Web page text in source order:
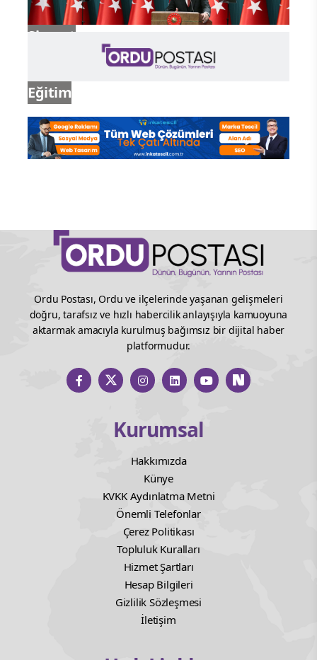
Siyaset
Eğitim
Ordu Postası, Ordu ve ilçelerinde yaşanan gelişmeleri
doğru, tarafsız ve hızlı habercilik anlayışıyla kamuoyuna
aktarmak amacıyla kurulmuş bağımsız bir dijital haber
platformudur.
Kurumsal
Hakkımızda
Künye
KVKK Aydınlatma Metni
Önemli Telefonlar
Çerez Politikası
Topluluk Kuralları
Hizmet Şartları
Hesap Bilgileri
Gizlilik Sözleşmesi
İletişim